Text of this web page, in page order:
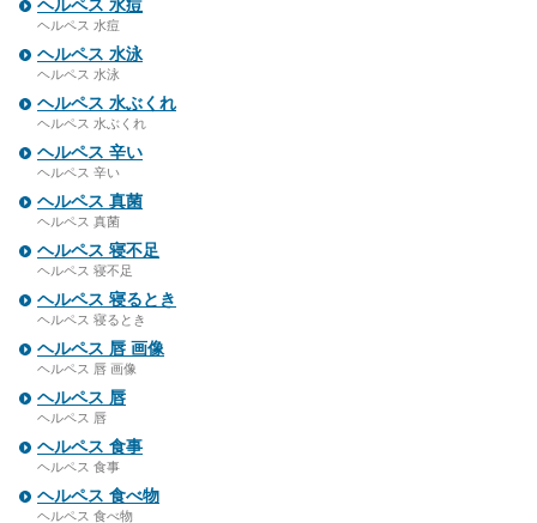
ヘルペス 水痘
ヘルペス 水痘
ヘルペス 水泳
ヘルペス 水泳
ヘルペス 水ぶくれ
ヘルペス 水ぶくれ
ヘルペス 辛い
ヘルペス 辛い
ヘルペス 真菌
ヘルペス 真菌
ヘルペス 寝不足
ヘルペス 寝不足
ヘルペス 寝るとき
ヘルペス 寝るとき
ヘルペス 唇 画像
ヘルペス 唇 画像
ヘルペス 唇
ヘルペス 唇
ヘルペス 食事
ヘルペス 食事
ヘルペス 食べ物
ヘルペス 食べ物